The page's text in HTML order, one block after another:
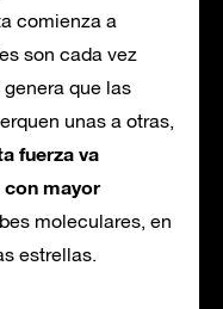
comienza a
son cada vez
que las
unas a otras,
fuerza va
con mayor
moleculares, en
estrellas.